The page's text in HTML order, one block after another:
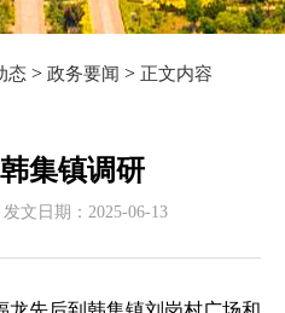
态 > 政务要闻 > 正文内容
集镇调研
发文日期： 2025-06-13